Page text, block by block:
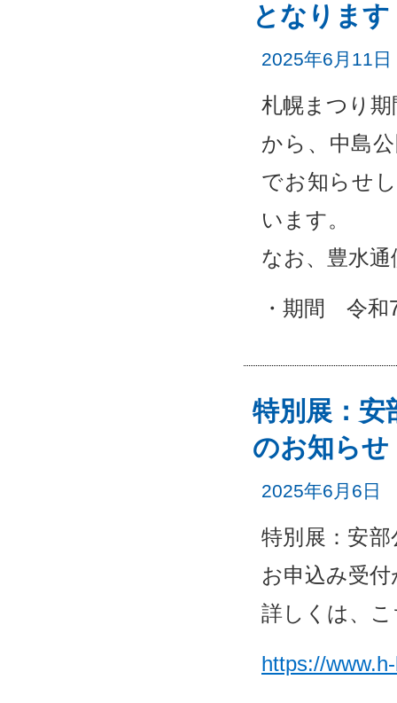
となります
2025年6月11日
札幌まつり
から、中島
でお知らせ
います。
なお、豊水
・期間 令和
特別展：
のお知らせ
2025年6月6日
特別展：安
お申込み受
詳しくは、
https://